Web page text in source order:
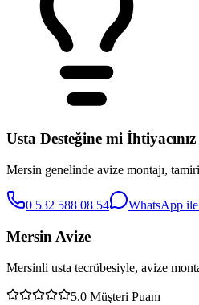
Usta Desteğine mi
Mersin genelinde avize montajı,
0 532 588 08 54 WhatsApp
Mersin Avize
Mersinli usta tecrübesiyle, avize
5.0 Müşteri Puanı